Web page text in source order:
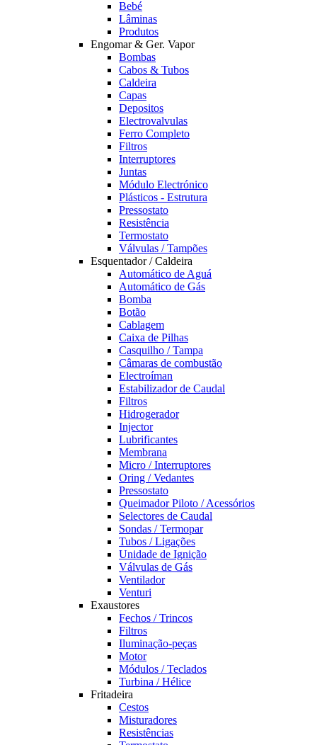
Bebé
Lâminas
Produtos
Engomar & Ger. Vapor
Bombas
Cabos & Tubos
Caldeira
Capas
Depositos
Electrovalvulas
Ferro Completo
Filtros
Interruptores
Juntas
Módulo Electrónico
Plásticos - Estrutura
Pressostato
Resistência
Termostato
Válvulas / Tampões
Esquentador / Caldeira
Automático de Aguá
Automático de Gás
Bomba
Botão
Cablagem
Caixa de Pilhas
Casquilho / Tampa
Câmaras de combustão
Electroíman
Estabilizador de Caudal
Filtros
Hidrogerador
Injector
Lubrificantes
Membrana
Micro / Interruptores
Oring / Vedantes
Pressostato
Queimador Piloto / Acessórios
Selectores de Caudal
Sondas / Termopar
Tubos / Ligações
Unidade de Ignição
Válvulas de Gás
Ventilador
Venturi
Exaustores
Fechos / Trincos
Filtros
Iluminação-peças
Motor
Módulos / Teclados
Turbina / Hélice
Fritadeira
Cestos
Misturadores
Resistências